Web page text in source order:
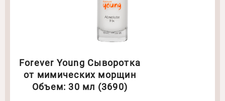
Forever Young Сыворотка
от мимических морщин
Объем: 30 мл (3690)